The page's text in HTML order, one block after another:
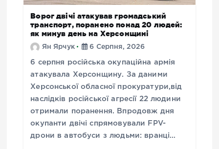
Ворог двічі атакував громадський
транспорт, поранено понад 20 людей:
як минув день на Херсонщині
Ян Ярчук 6 Серпня, 2026
6 серпня російська окупаційна армія
атакувала Херсонщину. За даними
Херсонської обласної прокуратури,від
наслідків російської агресії 22 людини
отримали поранення. Впродовж дня
окупанти двічі спрямовували FPV-
дрони в автобуси з людьми: вранці…